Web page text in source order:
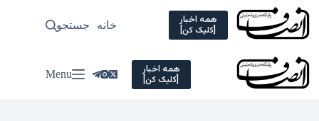
Skip
content
همه اخبار
[کلیک کن] خانه سیاسی
جستجو
همه اخبار
[کلیک کن] Menu